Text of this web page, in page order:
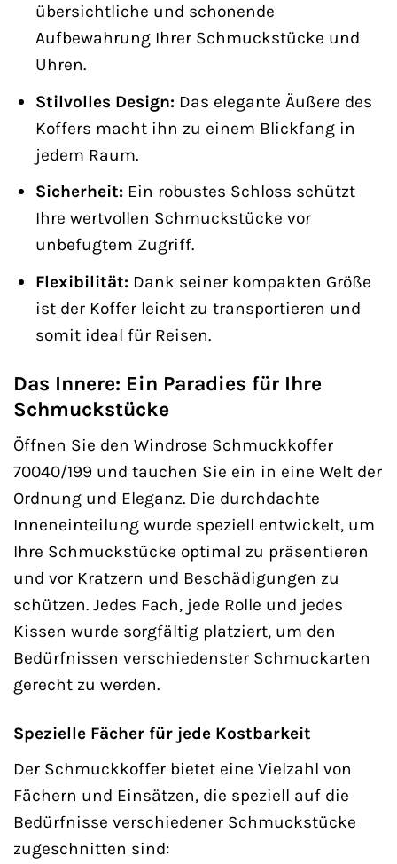
übersichtliche und schonende
Aufbewahrung Ihrer Schmuckstücke und
Uhren.
Stilvolles Design:Das elegante Äußere des
Koffers macht ihn zu einem Blickfang in
jedem Raum.
Sicherheit:Ein robustes Schloss schützt
Ihre wertvollen Schmuckstücke vor
unbefugtem Zugriff.
Flexibilität:Dank seiner kompakten Größe
ist der Koffer leicht zu transportieren und
somit ideal für Reisen.
Das Innere: Ein Paradies für Ihre
Schmuckstücke
Öffnen Sie den Windrose Schmuckkoffer
70040/199 und tauchen Sie ein in eine Welt der
Ordnung und Eleganz. Die durchdachte
Inneneinteilung wurde speziell entwickelt, um
Ihre Schmuckstücke optimal zu präsentieren
und vor Kratzern und Beschädigungen zu
schützen. Jedes Fach, jede Rolle und jedes
Kissen wurde sorgfältig platziert, um den
Bedürfnissen verschiedenster Schmuckarten
gerecht zu werden.
Spezielle Fächer für jede Kostbarkeit
Der Schmuckkoffer bietet eine Vielzahl von
Fächern und Einsätzen, die speziell auf die
Bedürfnisse verschiedener Schmuckstücke
zugeschnitten sind: